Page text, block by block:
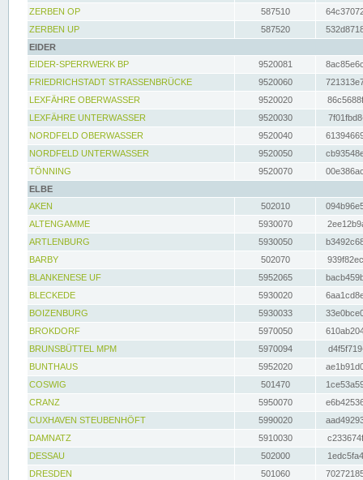
ZERBEN OP
587510
ZERBEN UP
587520
EIDER
EIDER-SPERRWERK BP
9520081
FRIEDRICHSTADT STRASSENBRÜCKE
9520060
LEXFÄHRE OBERWASSER
9520020
LEXFÄHRE UNTERWASSER
9520030
NORDFELD OBERWASSER
9520040
NORDFELD UNTERWASSER
9520050
TÖNNING
9520070
ELBE
AKEN
502010
ALTENGAMME
5930070
ARTLENBURG
5930050
BARBY
502070
BLANKENESE UF
5952065
BLECKEDE
5930020
BOIZENBURG
5930033
BROKDORF
5970050
BRUNSBÜTTEL MPM
5970094
BUNTHAUS
5952020
COSWIG
501470
CRANZ
5950070
CUXHAVEN STEUBENHÖFT
5990020
DAMNATZ
5910030
DESSAU
502000
DRESDEN
501060